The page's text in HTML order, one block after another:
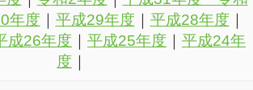
年度 平成29年度 平成28年度
成26年度 平成25年度
平成24年
度